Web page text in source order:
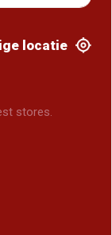
locatie
stores.